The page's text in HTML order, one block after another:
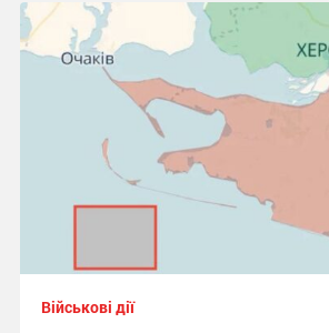
15:34, 24.06.2026
Військові дії